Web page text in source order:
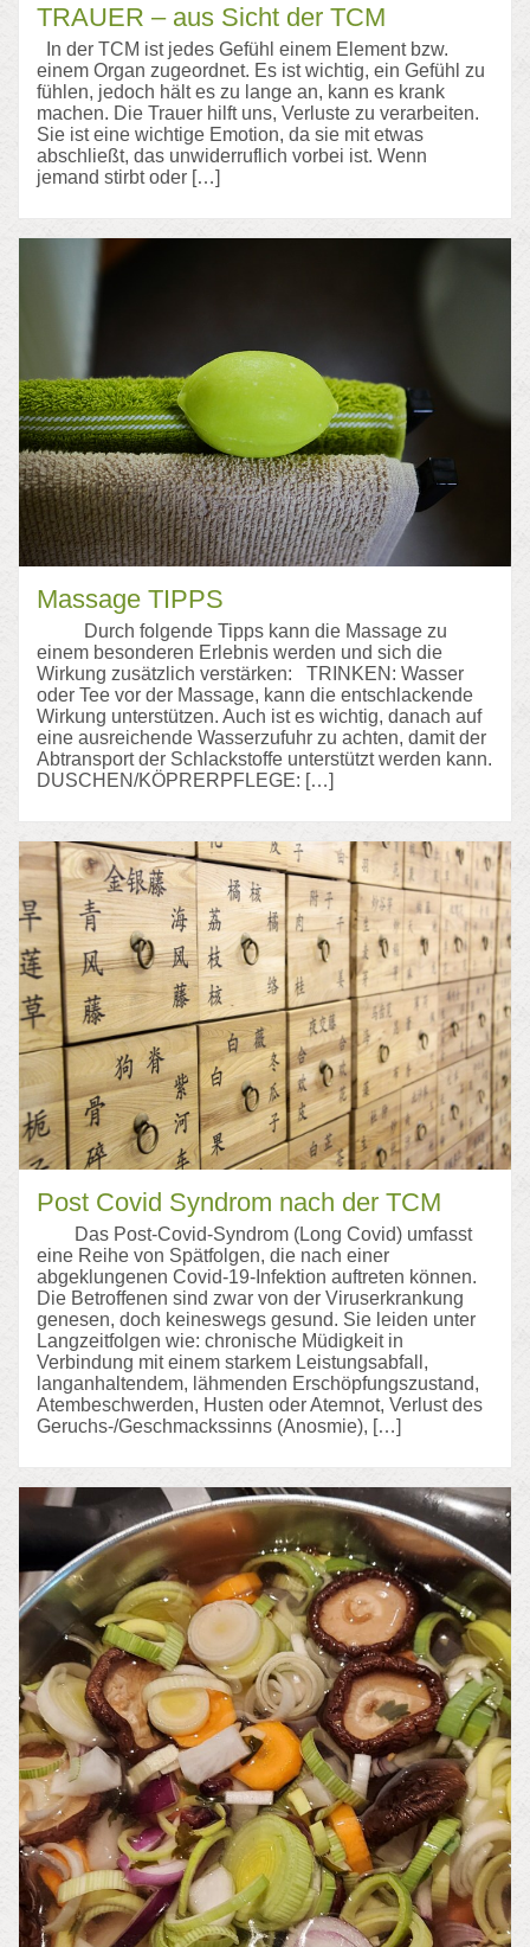
TRAUER – aus Sicht der TCM
In der TCM ist jedes Gefühl einem Element bzw.
einem Organ zugeordnet. Es ist wichtig, ein Gefühl zu
fühlen, jedoch hält es zu lange an, kann es krank
machen. Die Trauer hilft uns, Verluste zu verarbeiten.
Sie ist eine wichtige Emotion, da sie mit etwas
abschließt, das unwiderruflich vorbei ist. Wenn
jemand stirbt oder […]
Massage TIPPS
Durch folgende Tipps kann die Massage zu
einem besonderen Erlebnis werden und sich die
Wirkung zusätzlich verstärken: TRINKEN: Wasser
oder Tee vor der Massage, kann die entschlackende
Wirkung unterstützen. Auch ist es wichtig, danach auf
eine ausreichende Wasserzufuhr zu achten, damit der
Abtransport der Schlackstoffe unterstützt werden kann.
DUSCHEN/KÖPRERPFLEGE: […]
Post Covid Syndrom nach der TCM
Das Post-Covid-Syndrom (Long Covid) umfasst
eine Reihe von Spätfolgen, die nach einer
abgeklungenen Covid-19-Infektion auftreten können.
Die Betroffenen sind zwar von der Viruserkrankung
genesen, doch keineswegs gesund. Sie leiden unter
Langzeitfolgen wie: chronische Müdigkeit in
Verbindung mit einem starkem Leistungsabfall,
langanhaltendem, lähmenden Erschöpfungszustand,
Atembeschwerden, Husten oder Atemnot, Verlust des
Geruchs-/Geschmackssinns (Anosmie), […]